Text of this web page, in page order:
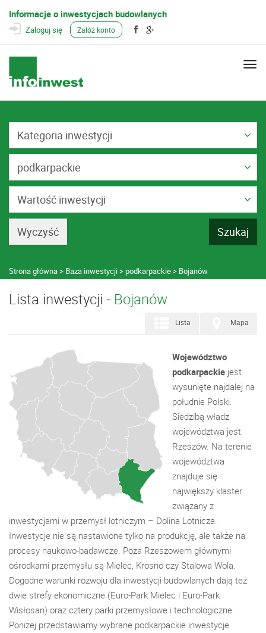
Informacje o inwestycjach budowlanych
Zaloguj się Załóż konto
Kategoria inwestycji
podkarpackie
Wartość inwestycji
Strona główna Baza inwestycji podkarpackie Bojanów
Lista inwestycji - Bojanów
Mapa
Lista
Województwo
podkarpackie jest
wysunięte najdalej na
południe Polski.
Siedzibą władz
województwa jest
Rzeszów. Na terenie
województwa
znajduje się
największy klaster
związany z
inwestycjami w przemysł lotniczym – Dolina Lotnicza.
Inwestycje nie są nastawione tylko na produkcję, ale także na
procesy naukowo-badawcze. Poza Rzeszowem głównymi
ośrodkami przemysłu są Mielec, Krosno czy Stalowa Wola.
Dogodne warunki rozwoju dla inwestycji budowlanych dają też
dwie strefy ekonomiczne (Euro-Park Mielec i Euro-Park
Wisłosan) oraz cztery parki przemysłowe i technologiczne.
Poniżej przedstawiamy wybrane podkarpackie inwestycje